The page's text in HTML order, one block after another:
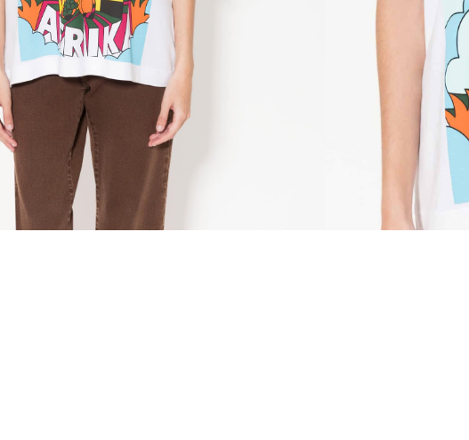
Añadir al Wishlist